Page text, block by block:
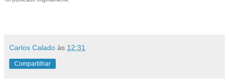
Carlos Calado às 12:31
Compartilhar